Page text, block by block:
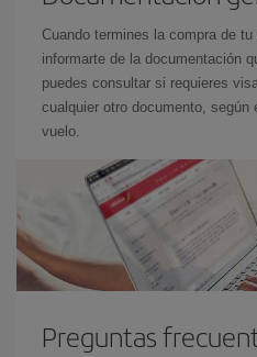
Cuando termines la compra de
informarte de la documentación
puedes consultar si requieres
cualquier otro documento, según
vuelo.
Preguntas